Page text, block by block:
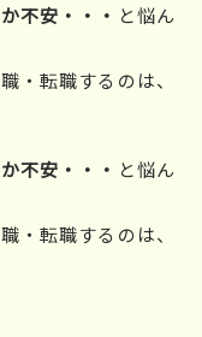
不安・・・ と悩ん
・転職するのは、
不安・・・ と悩ん
・転職するのは、